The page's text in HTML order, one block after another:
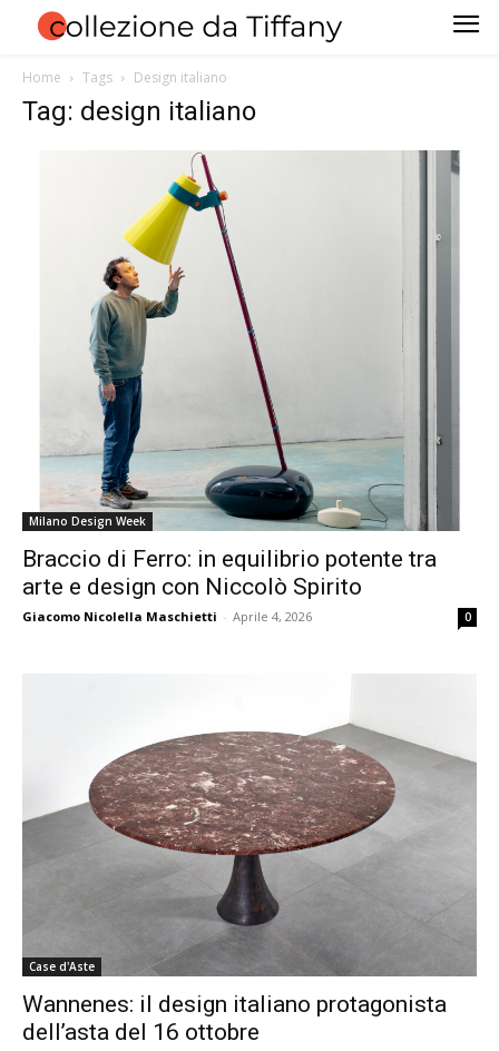
Home Tags Design italiano
Tag: design italiano
Milano Design Week
Braccio di Ferro: in equilibrio potente tra
arte e design con Niccolò Spirito
Giacomo Nicolella Maschietti - Aprile 4, 2026 0
Case d'Aste
Wannenes: il design italiano protagonista
dell’asta del 16 ottobre